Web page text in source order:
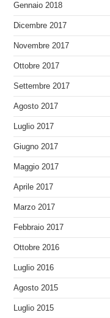
Gennaio 2018
Dicembre 2017
Novembre 2017
Ottobre 2017
Settembre 2017
Agosto 2017
Luglio 2017
Giugno 2017
Maggio 2017
Aprile 2017
Marzo 2017
Febbraio 2017
Ottobre 2016
Luglio 2016
Agosto 2015
Luglio 2015